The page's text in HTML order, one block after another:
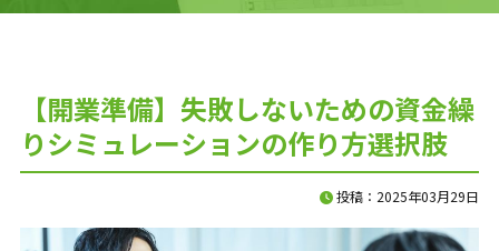
【開業準備】失敗しないための資金繰
りシミュレーションの作り方選択肢
投稿：2025年03月29日
初回相談のご案内
120分で、資金の不安を整理します。